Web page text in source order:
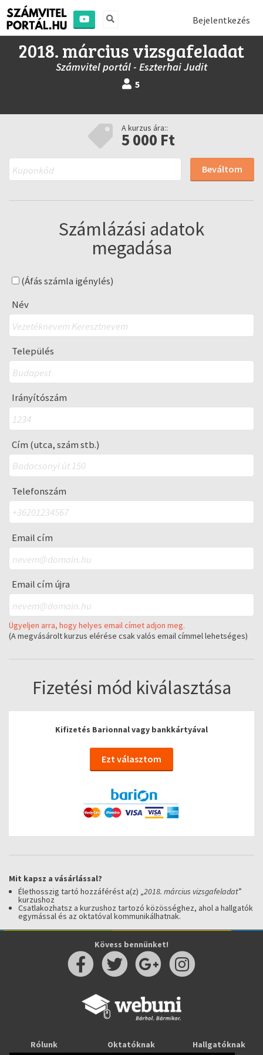
Bejelentkezés
2018. március vizsgafeladat
Számvitel portál - Eszterhai Judit
5
A kurzus ára::
5 000 Ft
Beváltom
Számlázási adatok
megadása
(Áfás számla igénylés)
Név
Település
Irányítószám
Cím (utca, szám stb.)
Telefonszám
Email cím
Email cím újra
Ügyeljen arra, hogy helyes email címet adjon meg.
(A megvásárolt kurzus elérése csak valós email címmel lehetséges)
Fizetési mód kiválasztása
Kifizetés Barionnal vagy bankkártyával
Ezt választom
Mit kapsz a vásárlással?
Élethosszig tartó hozzáférést a(z) „2018. március vizsgafeladat”
kurzushoz
Csatlakozhatsz a kurzushoz tartozó közösséghez, ahol a hallgatók
egymással és az oktatóval kommunikálhatnak.
Kövess bennünket!
Rólunk
Oktatóknak
Hallgatóknak